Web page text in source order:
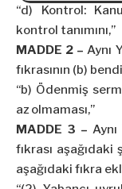
“d) Kontrol:
kontrol tanımını,”
MADDE 2 –Aynı
fıkrasının (b)
“b) Ödenmiş
az olmaması,”
MADDE 3 –
fıkrası
aşağıdaki fıkra